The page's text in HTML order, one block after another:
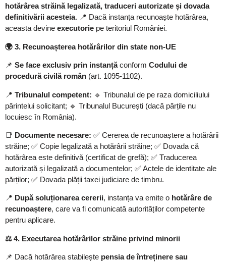
hotărârea străină legalizată, traduceri autorizate și dovada
definitivării acesteia. 📍 Dacă instanța recunoaște hotărârea,
aceasta devine executorie pe teritoriul României.
🌍 3. Recunoașterea hotărârilor din state non-UE
📌 Se face exclusiv prin instanțăconform Codului de
procedură civilă român (art. 1095-1102).
📍 Tribunalul competent: 🔹 Tribunalul de pe raza domiciliului
părintelui solicitant; 🔹 Tribunalul București (dacă părțile nu
locuiesc în România).
📑 Documente necesare: ✅ Cererea de recunoaștere a hotărârii
străine; ✅ Copie legalizată a hotărârii străine; ✅ Dovada că
hotărârea este definitivă (certificat de grefă); ✅ Traducerea
autorizată și legalizată a documentelor; ✅ Actele de identitate ale
părților; ✅ Dovada plății taxei judiciare de timbru.
📍 După soluționarea cererii, instanța va emite o hotărâre de
recunoaștere, care va fi comunicată autorităților competente
pentru aplicare.
⚖️ 4. Executarea hotărârilor străine privind minorii
📌 Dacă hotărârea stabilește pensia de întreținere sau